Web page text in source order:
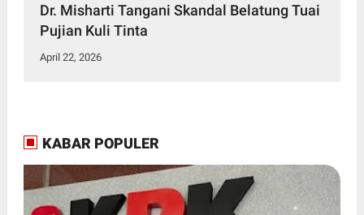
Dr. Misharti Tangani Skandal Belatung Tuai
Pujian Kuli Tinta
April 22, 2026
KABAR POPULER